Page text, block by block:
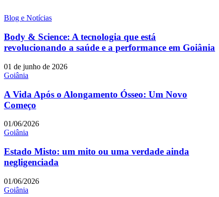
Blog e Notícias
Body & Science: A tecnologia que está
revolucionando a saúde e a performance em Goiânia
01 de junho de 2026
Goiânia
A Vida Após o Alongamento Ósseo: Um Novo
Começo
01/06/2026
Goiânia
Estado Misto: um mito ou uma verdade ainda
negligenciada
01/06/2026
Goiânia